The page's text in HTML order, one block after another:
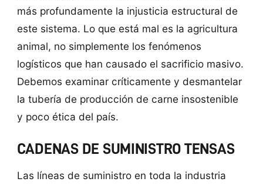
más profundamente la injusticia estructural de
este sistema. Lo que está mal es la agricultura
animal, no simplemente los fenómenos
logísticos que han causado el sacrificio masivo.
Debemos examinar críticamente y desmantelar
la tubería de producción de carne insostenible
y poco ética del país.
CADENAS DE SUMINISTRO TENSAS
Las líneas de suministro en toda la industria